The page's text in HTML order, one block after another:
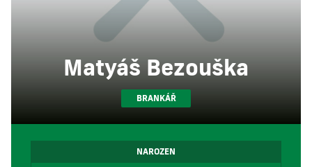
Matyáš Bezouška
BRANKÁŘ
NAROZEN